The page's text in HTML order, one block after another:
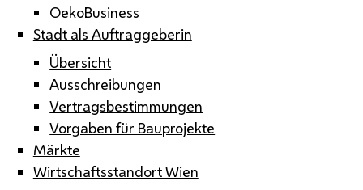
OekoBusiness
Stadt als Auftraggeberin
Übersicht
Ausschreibungen
Vertragsbestimmungen
Vorgaben für Bauprojekte
Märkte
Wirtschaftsstandort Wien